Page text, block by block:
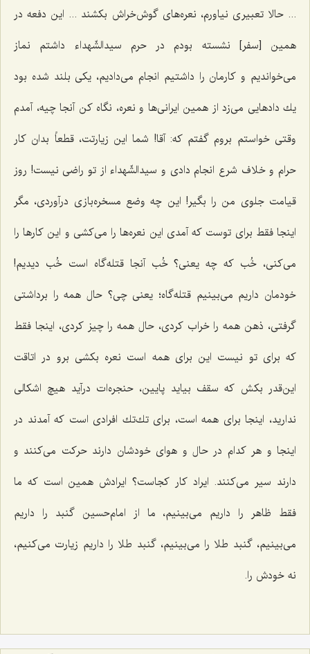
... حالا تعبیری نیاورم، نعره‌های گوش‌خراش بكشند ... این دفعه در
همین [سفر] نشسته بودم در حرم سیدالشّهداء داشتم نماز
می‌خواندیم و كارمان را داشتیم انجام می‌دادیم، یكی بلند شده بود
یك دادهایی می‌زد از همین ایرانی‌ها و نعره، نگاه كن آنجا چیه، آمدم
وقتی خواستم بروم گفتم كه: آقا! شما این زیارتت، قطعاً بدان كار
حرام و خلاف شرع انجام دادی و سیدالشّهداء از تو راضی نیست! روز
قیامت جلوی من را بگیر! این چه وضع مسخره‌بازی درآوردی، مگر
اینجا فقط برای توست كه آمدی این نعره‌ها را می‌كشی و این كارها را
می‌كنی، خُب كه چه یعنی؟ خُب آنجا قتله‌گاه است خُب دیدیم!
خودمان داریم می‌بینیم قتله‌گاه؛ یعنی چی؟ حال همه را برداشتی
گرفتی، ذهن همه را خراب كردی، حال همه را چیز كردی، اینجا فقط
كه برای تو نیست این برای همه است نعره بكشی برو در اتاقت
این‌قدر بكش كه سقف بیاید پایین، حنجره‌ات درآید هیچ اشكالی
ندارید، اینجا برای همه است، برای تك‌تك افرادی است كه آمدند در
اینجا و هر كدام در حال و هوای خودشان دارند حركت می‌كنند و
دارند سیر می‌كنند. ایراد كار كجاست؟ ایرادش همین است كه ما
فقط ظاهر را داریم می‌بینیم، ما از امام‌حسین گنبد را داریم
می‌بینیم، گنبد طلا را می‌بینیم، گنبد طلا را داریم زیارت می‌كنیم،
نه خودش را.